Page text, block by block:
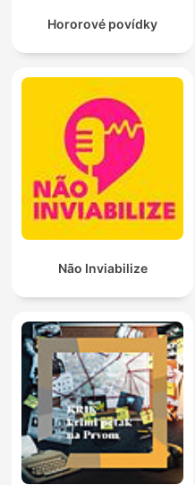
Hororové povídky
Não Inviabilize